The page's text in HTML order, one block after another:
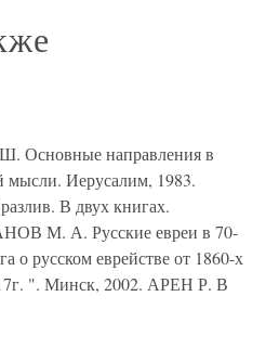
Основные направления в
мысли. Иерусалим, 1983.
В двух книгах.
М. А. Русские евреи в 70-
о русском еврействе от 1860-х
". Минск, 2002. АРЕН Р. В